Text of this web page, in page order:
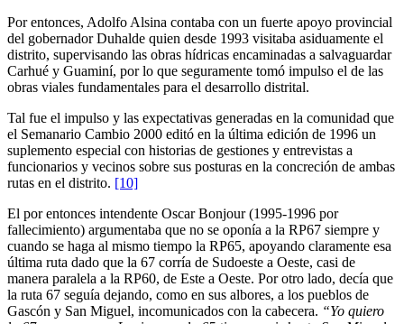
Por entonces, Adolfo Alsina contaba con un fuerte apoyo provincial
del gobernador Duhalde quien desde 1993 visitaba asiduamente el
distrito, supervisando las obras hídricas encaminadas a salvaguardar
Carhué y Guaminí, por lo que seguramente tomó impulso el de las
obras viales fundamentales para el desarrollo distrital.
Tal fue el impulso y las expectativas generadas en la comunidad que
el Semanario Cambio 2000 editó en la última edición de 1996 un
suplemento especial con historias de gestiones y entrevistas a
funcionarios y vecinos sobre sus posturas en la concreción de ambas
rutas en el distrito. [10]
El por entonces intendente Oscar Bonjour (1995-1996 por
fallecimiento) argumentaba que no se oponía a la RP67 siempre y
cuando se haga al mismo tiempo la RP65, apoyando claramente esa
última ruta dado que la 67 corría de Sudoeste a Oeste, casi de
manera paralela a la RP60, de Este a Oeste. Por otro lado, decía que
la ruta 67 seguía dejando, como en sus albores, a los pueblos de
Gascón y San Miguel, incomunicados con la cabecera. “Yo quiero